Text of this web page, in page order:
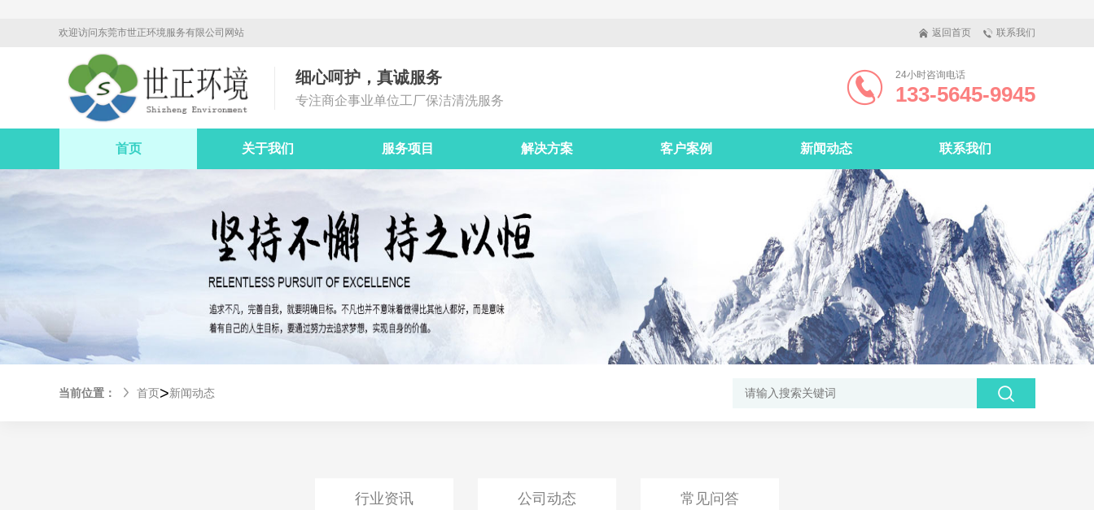
欢迎访问东莞市世正环境服务有限公司网站 返回首页 联系我们
细心呵护，真诚服务
专注商企事业单位工厂保洁清洗服务
24小时咨询电话
133-5645-9945
首页 关于我们 服务项目 解决方案 客户案例 新闻动态 联系我们
当前位置： 首页>新闻动态
行业资讯 公司动态 常见问答